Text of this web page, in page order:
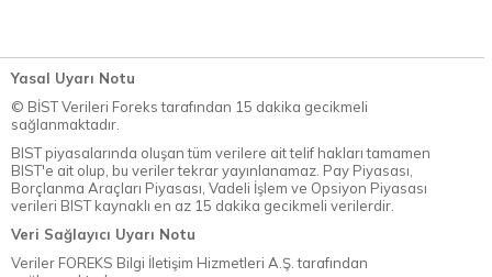
Yasal Uyarı Notu
© BİST Verileri Foreks tarafından 15 dakika gecikmeli
sağlanmaktadır.
BIST piyasalarında oluşan tüm verilere ait telif hakları tamamen
BIST'e ait olup, bu veriler tekrar yayınlanamaz. Pay Piyasası,
Borçlanma Araçları Piyasası, Vadeli İşlem ve Opsiyon Piyasası
verileri BIST kaynaklı en az 15 dakika gecikmeli verilerdir.
Veri Sağlayıcı Uyarı Notu
Veriler FOREKS Bilgi İletişim Hizmetleri A.Ş. tarafından